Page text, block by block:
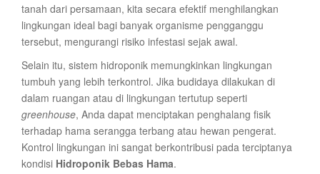
tanah dari persamaan, kita secara efektif menghilangkan
lingkungan ideal bagi banyak organisme pengganggu
tersebut, mengurangi risiko infestasi sejak awal.
Selain itu, sistem hidroponik memungkinkan lingkungan
tumbuh yang lebih terkontrol. Jika budidaya dilakukan di
dalam ruangan atau di lingkungan tertutup seperti
greenhouse, Anda dapat menciptakan penghalang fisik
terhadap hama serangga terbang atau hewan pengerat.
Kontrol lingkungan ini sangat berkontribusi pada terciptanya
kondisi Hidroponik Bebas Hama.